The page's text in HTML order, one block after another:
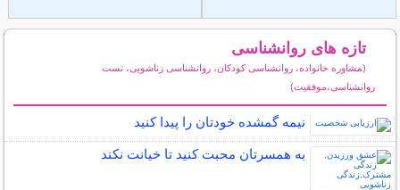
تازه های روانشناسی
(مشاوره خانواده، روانشناسی کودکان، روانشناسی زناشویی، تست
روانشناسی،موفقیت)
نیمه‌ گمشده خودتان را پیدا کنید
به همسرتان محبت کنید تا خیانت نکند